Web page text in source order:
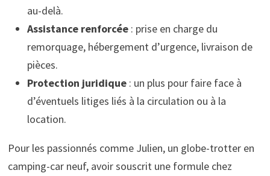
au-delà.
Assistance renforcée: prise en charge du
remorquage, hébergement d’urgence, livraison de
pièces.
Protection juridique: un plus pour faire face à
d’éventuels litiges liés à la circulation ou à la
location.
Pour les passionnés comme Julien, un globe-trotter en
camping-car neuf, avoir souscrit une formule chez